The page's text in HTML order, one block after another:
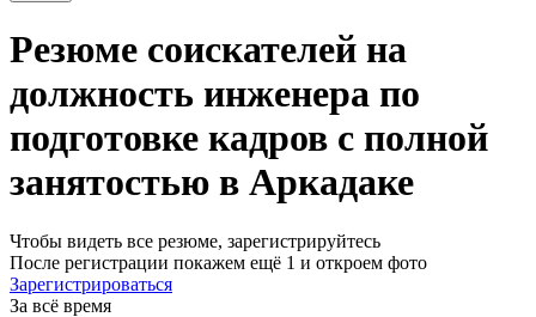
Резюме соискателей на
должность инженера по
подготовке кадров с полной
занятостью в Аркадаке
Чтобы видеть все резюме, зарегистрируйтесь
После регистрации покажем ещё 1 и откроем фото
Зарегистрироваться
За всё время